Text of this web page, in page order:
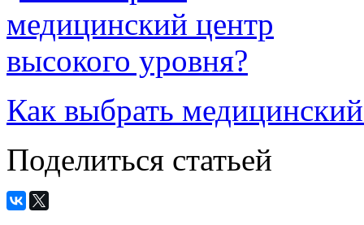
Как выбрать
Поделиться статьей